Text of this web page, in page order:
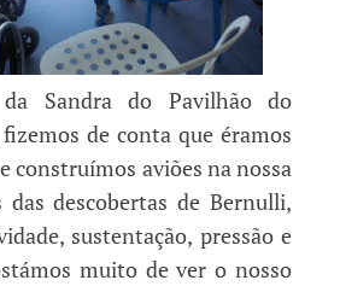
Sandra do Pavilhão do
de conta que éramos
construímos aviões na nossa
das descobertas de Bernulli,
sustentação, pressão e
muito de ver o nosso